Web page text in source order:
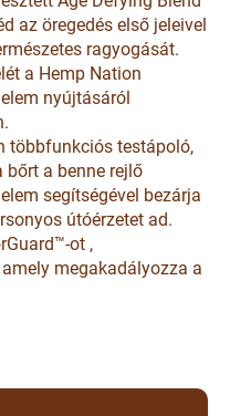
az öregedés első jeleivel
ragyogását.
a Hemp Nation
nyújtásáról
többfunkciós testápoló,
a benne rejlő
segítségével bezárja
útóérzetet ad.
ot ,
megakadályozza a